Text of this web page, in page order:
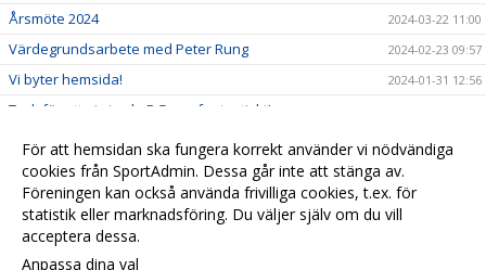
Årsmöte 2024 2024-03-22 11:00
Värdegrundsarbete med Peter Rung 2024-02-23 09:57
Vi byter hemsida! 2024-01-31 12:56
Tack för att ni gjorde DG cup fantastiskt!
Lottning DG-cup 2024 2023-12-25 14:19
Nu släpper vi årets julklapp! Årskort för 2024. 2023-12-04 14:20
Välkomna till FC Gute! 2023-11-27 15:09
För att hemsidan ska fungera korrekt använder vi nödvändiga
cookies från SportAdmin. Dessa går inte att stänga av.
Föreningen kan också använda frivilliga cookies, t.ex. för
statistik eller marknadsföring. Du väljer själv om du vill
acceptera dessa.
Anpassa dina val